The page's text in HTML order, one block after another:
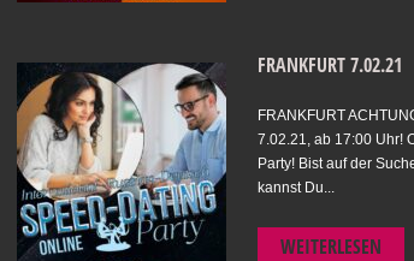
FRANKFURT 7.02.21
FRANKFURT
7.02.21, ab 17:00 Uhr!
Party! Bist auf der
kannst Du...
WEITERLESEN